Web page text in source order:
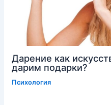
Дарение как
дарим подарки?
Психология